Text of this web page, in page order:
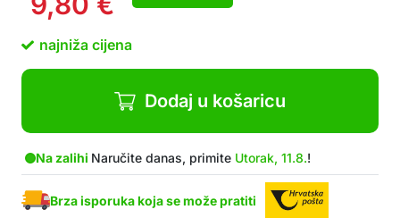
najniža cijena
Dodaj u košaricu
Na zalihi Naručite danas, primite Utorak, 11.8.!
Brza isporuka koja se može pratiti